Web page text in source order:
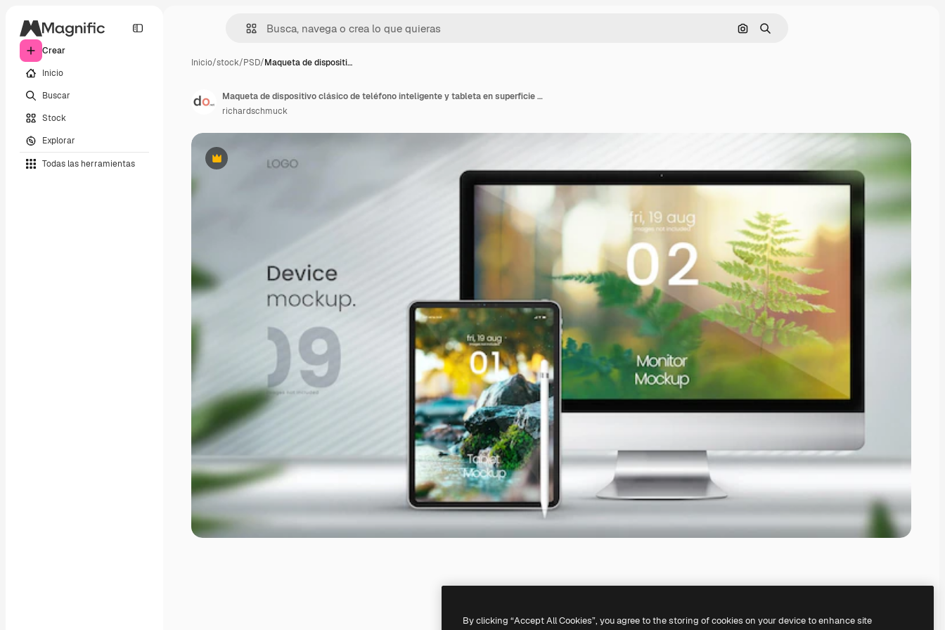
Crear
Inicio
Buscar
Stock
Explorar
Todas las herramientas
Buscar por imagen
Buscar
Inicio/stock/PSD/Maqueta de dispositi…
Premium
Maqueta de dispositivo clásico de teléfono inteligente y tableta en superficie de metal brillante
richardschmuck
By clicking “Accept All Cookies”, you agree to the storing of cookies on your device to enhance site